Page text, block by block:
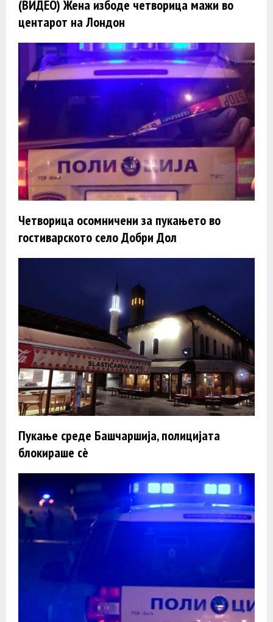
(ВИДЕО) Жена избоде четворица мажи во
центарот на Лондон
Четворица осомничени за пукањето во
гостиварското село Добри Дол
Пукање среде Башчаршија, полицијата
блокираше сè